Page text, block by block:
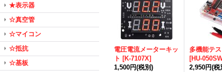
★表示器
☆真空管
☆マイコン
☆抵抗
☆基板
電圧電流メーターキッ
ト [K-7107X]
1,500円(税別)
多機能テ
[HU-
2,950円(税